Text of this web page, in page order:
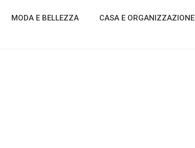
MODA E BELLEZZA CASA E ORGANIZZAZIONE